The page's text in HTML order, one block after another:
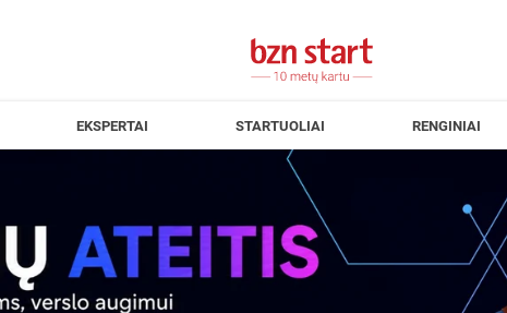
EKSPERTAI STARTUOLIAI RENGINIAI